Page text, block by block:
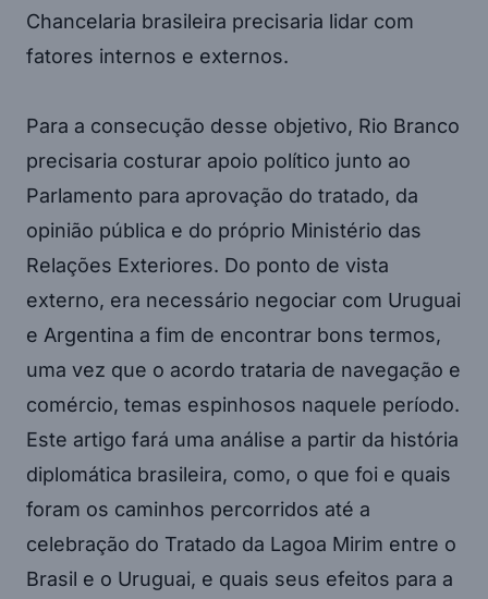
Chancelaria brasileira precisaria lidar com
fatores internos e externos.
Para a consecução desse objetivo, Rio Branco
precisaria costurar apoio político junto ao
Parlamento para aprovação do tratado, da
opinião pública e do próprio Ministério das
Relações Exteriores. Do ponto de vista
externo, era necessário negociar com Uruguai
e Argentina a fim de encontrar bons termos,
uma vez que o acordo trataria de navegação e
comércio, temas espinhosos naquele período.
Este artigo fará uma análise a partir da história
diplomática brasileira, como, o que foi e quais
foram os caminhos percorridos até a
celebração do Tratado da Lagoa Mirim entre o
Brasil e o Uruguai, e quais seus efeitos para a